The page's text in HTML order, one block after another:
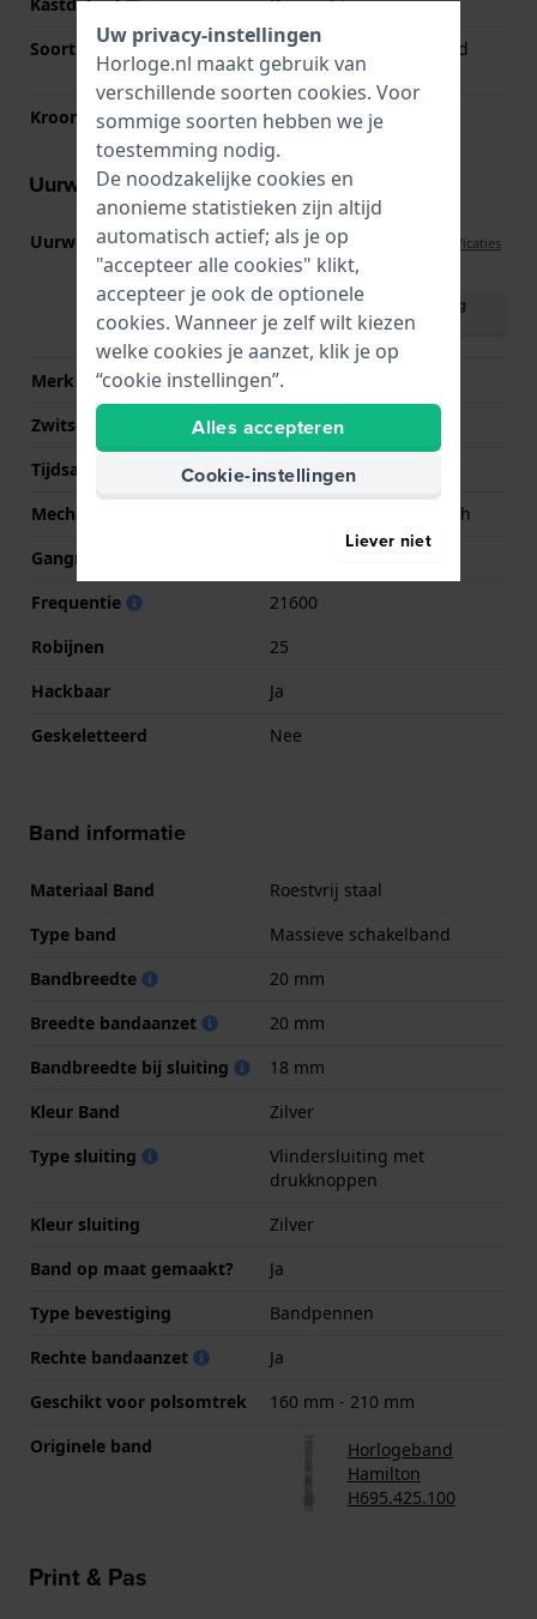
Kastdeksel
Doorzichtig
Soort glas
Enkelvoudig ontspiegeld
saffierglas
Kroon
Trek kroon
Uurwerk informatie
Uurwerk nr. H-10 no-date
Bekijk specificaties
)
Download handleiding
(English)
Merk uurwerk
ETA
Zwitsers uurwerk
Ja
Tijdsaanduiding
Analoog
Mechanisme
Mechanisch automatisch
Gangreserve
Frequentie
21600
Robijnen
25
Hackbaar
Ja
Geskeletteerd
Nee
Band informatie
Materiaal Band
Roestvrij staal
Type band
Massieve schakelband
Bandbreedte
20 mm
Breedte bandaanzet
20 mm
Bandbreedte bij sluiting
18 mm
Kleur Band
Zilver
Type sluiting
Vlindersluiting met
drukknoppen
Kleur sluiting
Zilver
Band op maat gemaakt?
Ja
Type bevestiging
Bandpennen
Rechte bandaanzet
Ja
Geschikt voor polsomtrek
160 mm - 210 mm
Originele band
Horlogeband
Hamilton
H695.425.100
Print & Pas
Uw privacy-instellingen
Horloge.nl maakt gebruik van
verschillende soorten cookies. Voor
sommige soorten hebben we je
toestemming nodig.
De noodzakelijke cookies en
anonieme statistieken zijn altijd
automatisch actief; als je op
"accepteer alle cookies" klikt,
accepteer je ook de optionele
cookies. Wanneer je zelf wilt kiezen
welke cookies je aanzet, klik je op
“cookie instellingen”.
Alles accepteren
Cookie-instellingen
Liever niet